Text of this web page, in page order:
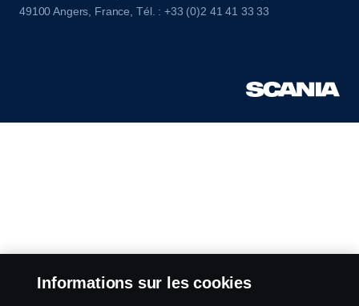
49100 Angers, France, Tél. : +33 (0)2 41 41 33 33
Informations sur les cookies